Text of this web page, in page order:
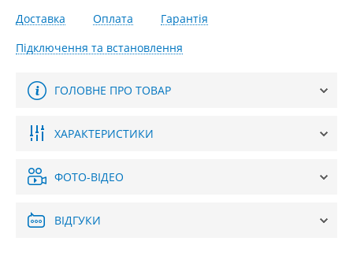
Доставка Оплата
Гарантія
Підключення та встановлення
ГОЛОВНЕ ПРО ТОВАР
ХАРАКТЕРИСТИКИ
ФОТО-ВІДЕО
ВІДГУКИ